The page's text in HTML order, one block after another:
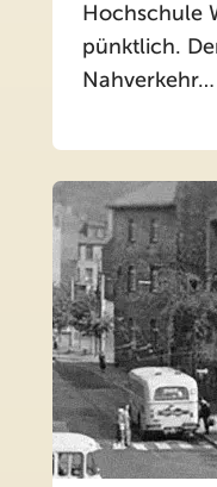
Hochschule
pünktlich.
Nahverkehr…